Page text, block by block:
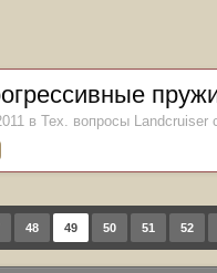
в Тех. вопросы Landcruiser
48 49 50 51 52